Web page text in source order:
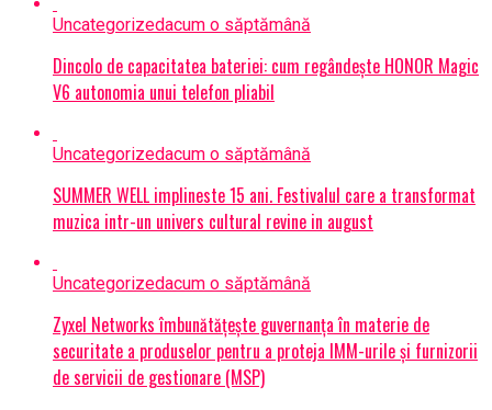
Uncategorizedacum o săptămână
Dincolo de capacitatea bateriei: cum regândește HONOR Magic
V6 autonomia unui telefon pliabil
Uncategorizedacum o săptămână
SUMMER WELL implineste 15 ani. Festivalul care a transformat
muzica intr-un univers cultural revine in august
Uncategorizedacum o săptămână
Zyxel Networks îmbunătățește guvernanța în materie de
securitate a produselor pentru a proteja IMM-urile și furnizorii
de servicii de gestionare (MSP)